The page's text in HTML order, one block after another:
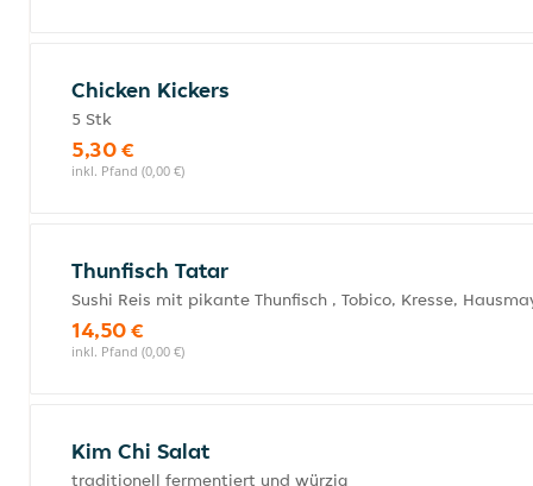
Chicken Kickers
5 Stk
5,30 €
inkl. Pfand (0,00 €)
Thunfisch Tatar
Sushi Reis mit pikante Thunfisch , Tobico, Kresse,
14,50 €
inkl. Pfand (0,00 €)
Kim Chi Salat
traditionell fermentiert und würzig